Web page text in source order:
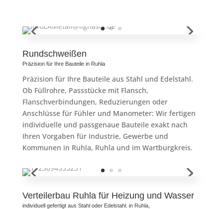
Rundschweißen
Präzision für Ihre Bauteile in Ruhla
Präzision für Ihre Bauteile aus Stahl und Edelstahl.
Ob Füllrohre, Passstücke mit Flansch,
Flanschverbindungen, Reduzierungen oder
Anschlüsse für Fühler und Manometer: Wir fertigen
individuelle und passgenaue Bauteile exakt nach
Ihren Vorgaben für Industrie, Gewerbe und
Kommunen in Ruhla, Ruhla und im Wartburgkreis.
Verteilerbau Ruhla für Heizung und Wasser
individuell gefertigt aus Stahl oder Edelstahl. in Ruhla,